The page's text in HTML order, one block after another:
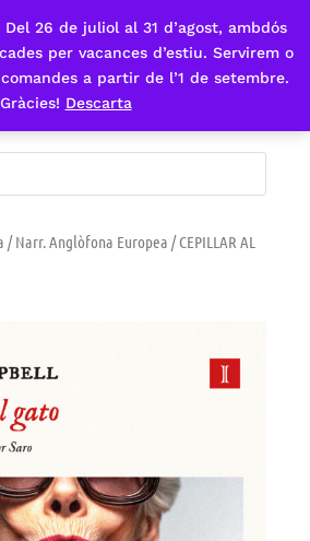
26 de juliol al 31 d’agost, ambdós
per vacances d’estiu. Servirem o
a partir de l’1 de setembre.
Gràcies! Descarta
/Narr. Anglòfona Europea / CEPILLAR AL